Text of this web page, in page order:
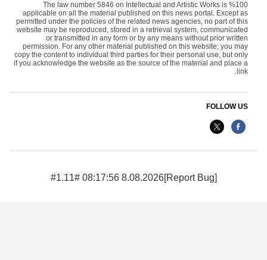
The law number 5846 on Intellectual and Artistic Works is %100
applicable on all the material published on this news portal. Except as
permitted under the policies of the related news agencies, no part of this
website may be reproduced, stored in a retrieval system, communicated
or transmitted in any form or by any means without prior written
permission. For any other material published on this website; you may
copy the content to individual third parties for their personal use, but only
if you acknowledge the website as the source of the material and place a
link.
FOLLOW US
8.08.2026 08:17:56 #1.11#